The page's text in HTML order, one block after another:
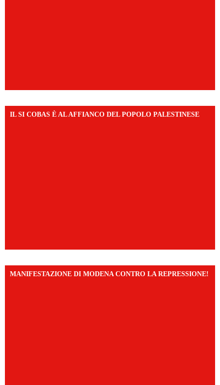
IL SI COBAS È AL AFFIANCO DEL POPOLO PALESTINESE
MANIFESTAZIONE DI MODENA CONTRO LA REPRESSIONE!